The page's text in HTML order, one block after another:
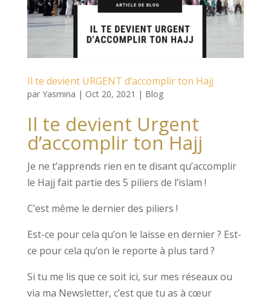
Il te devient URGENT d’accomplir ton Hajj
par Yasmina | Oct 20, 2021 | Blog
Il te devient Urgent
d’accomplir ton Hajj
Je ne t’apprends rien en te disant qu’accomplir
le Hajj fait partie des 5 piliers de l’islam !
C’est même le dernier des piliers !
Est-ce pour cela qu’on le laisse en dernier ? Est-
ce pour cela qu’on le reporte à plus tard ?
Si tu me lis que ce soit ici, sur mes réseaux ou
via ma Newsletter, c’est que tu as à cœur